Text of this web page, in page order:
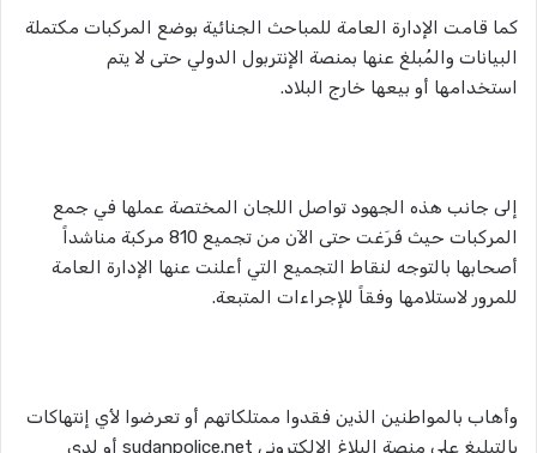
كما قامت الإدارة العامة للمباحث الجنائية بوضع المركبات مكتملة
البيانات والمُبلغ عنها بمنصة الإنتربول الدولي حتى لا يتم
استخدامها أو بيعها خارج البلاد.
إلى جانب هذه الجهود تواصل اللجان المختصة عملها في جمع
المركبات حيث فَرَغت حتى الآن من تجميع 810 مركبة مناشداً
أصحابها بالتوجه لنقاط التجميع التي أعلنت عنها الإدارة العامة
للمرور لاستلامها وفقاً للإجراءات المتبعة.
وأهاب بالمواطنين الذين فقدوا ممتلكاتهم أو تعرضوا لأي إنتهاكات
بالتبليغ على منصة البلاغ الإلكتروني sudanpolice.net أو لدى